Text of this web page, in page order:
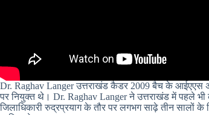
Dr. Raghav Langer उत्तराखंड कैडर 2009 बैच के आईएएस
पर नियुक्त थे। Dr. Raghav Langer ने उत्तराखंड में पहले भी
जिलाधिकारी रुद्रप्रयाग के तौर पर लगभग साढ़े तीन सालों के